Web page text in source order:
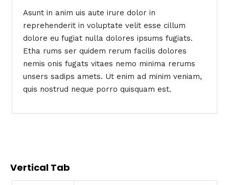
Asunt in anim uis aute irure dolor in
reprehenderit in voluptate velit esse cillum
dolore eu fugiat nulla dolores ipsums fugiats.
Etha rums ser quidem rerum facilis dolores
nemis onis fugats vitaes nemo minima rerums
unsers sadips amets. Ut enim ad minim veniam,
quis nostrud neque porro quisquam est.
Vertical Tab